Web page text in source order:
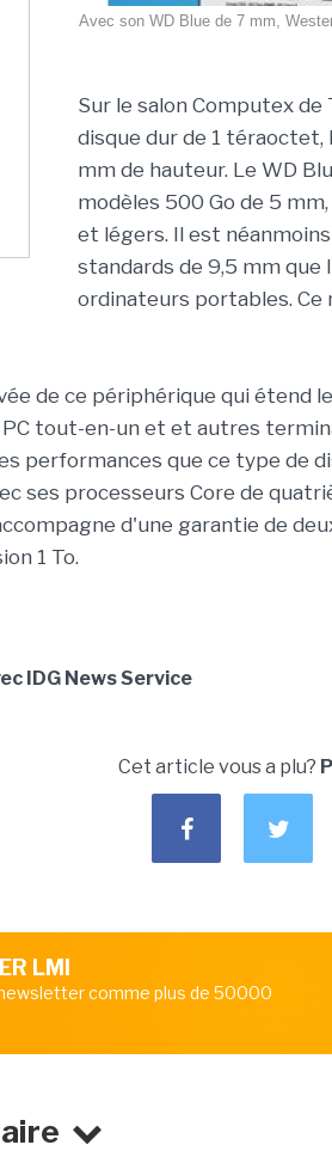
Avec son WD Blue de 7 mm,
Sur le salon Computex
disque dur de 1 téraoctet,
mm de hauteur. Le WD
modèles 500 Go de 5
et légers. Il est
standards de 9,5 mm que
ordinateurs portables. Ce
de ce périphérique qui étend
tout-en-un et et autres
performances que ce type de
ses processeurs Core de
d'une garantie de
1 To.
IDG News Service
Cet article vous a plu?
LMI
comme plus de 50000